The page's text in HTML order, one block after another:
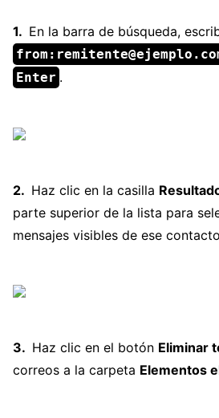
En la barra de búsqueda,
Enter .
Haz clic en la casilla
parte superior de la lista para
mensajes visibles de ese
Haz clic en el botón Eliminar
correos a la carpeta Elementos